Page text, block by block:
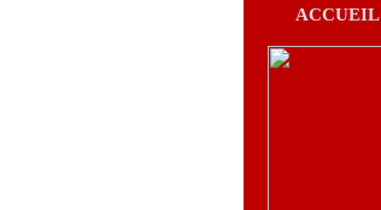
ACCUEIL